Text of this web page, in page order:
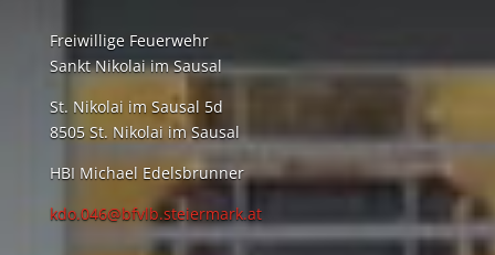
Freiwillige Feuerwehr
Sankt Nikolai im Sausal
St. Nikolai im Sausal 5d
8505 St. Nikolai im Sausal
HBI Michael Edelsbrunner
kdo.046@bfvlb.steiermark.at